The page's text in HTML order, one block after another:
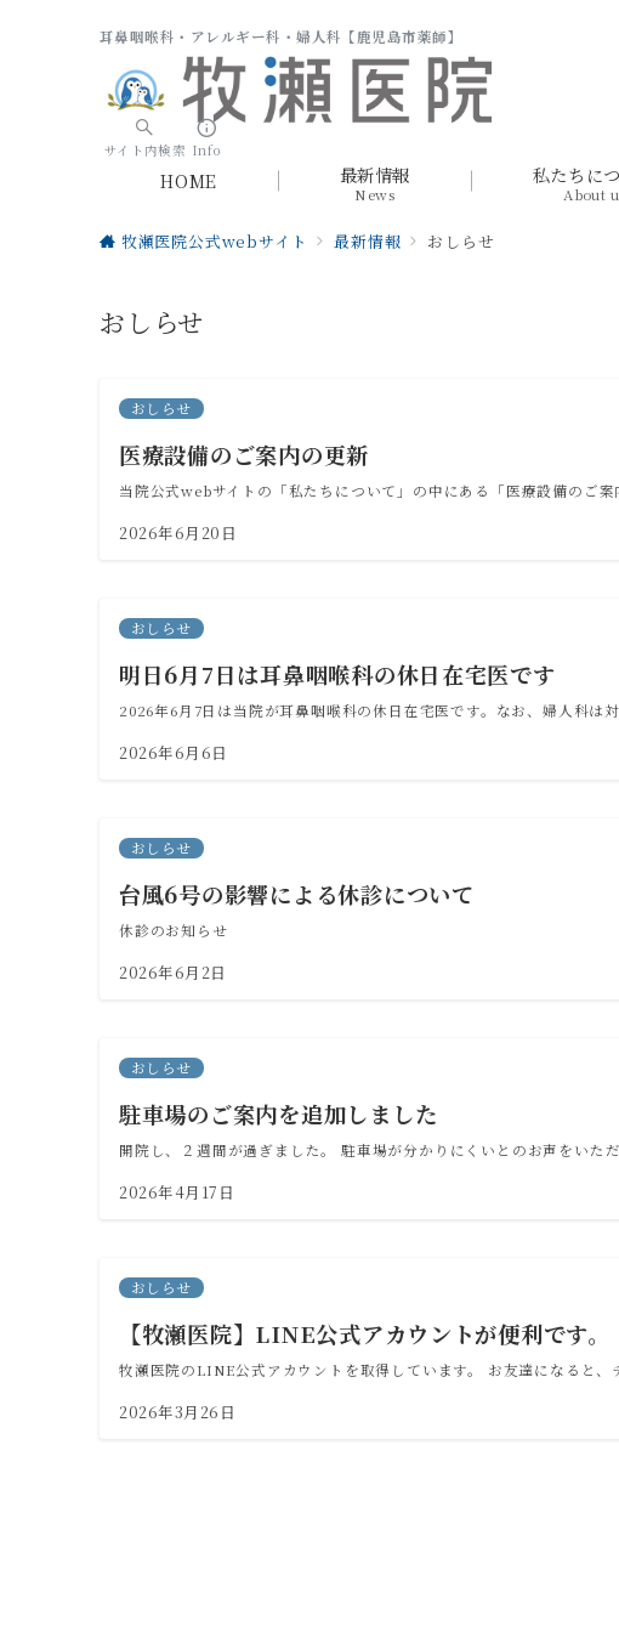
耳鼻咽喉科・アレルギー科・婦人科【鹿児島市薬師】
サイト内検索 Info
HOME 最新情報
News
私たちに
About
牧瀬医院公式webサイト 最新情報 おしらせ
おしらせ
おしらせ
医療設備のご案内の更新
当院公式webサイトの「私たちについて」の中にある「医療設備のご
2026年6月20日
おしらせ
明日6月7日は耳鼻咽喉科の休日在宅医です
2026年6月7日は当院が耳鼻咽喉科の休日在宅医です。なお、婦人科
2026年6月6日
おしらせ
台風6号の影響による休診について
休診のお知らせ
2026年6月2日
おしらせ
駐車場のご案内を追加しました
開院し、２週間が過ぎました。 駐車場が分かりにくいとのお声をいた
2026年4月17日
おしらせ
【牧瀬医院】LINE公式アカウントが便利です。
牧瀬医院のLINE公式アカウントを取得しています。 お友達になると
2026年3月26日